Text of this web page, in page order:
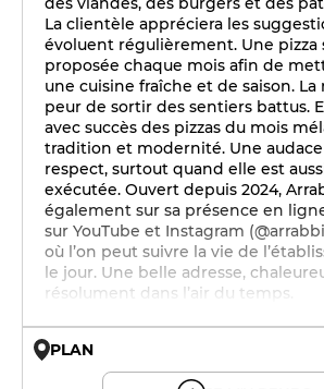
La clientèle appréciera les
évoluent régulièrement. Une pizza
proposée chaque mois afin de
une cuisine fraîche et de saison. La
peur de sortir des sentiers battus.
avec succès des pizzas du mois
tradition et modernité. Une
respect, surtout quand elle est
exécutée. Ouvert depuis 2024,
également sur sa présence en
sur YouTube et Instagram
où l’on peut suivre la vie de
le jour. Une belle adresse,
résolument dans l’air du temps.
PLAN